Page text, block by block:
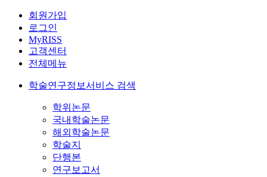
회원가입
로그인
MyRISS
고객센터
전체메뉴
학술연구정보서비스 검색
학위논문
국내학술논문
해외학술논문
학술지
단행본
연구보고서